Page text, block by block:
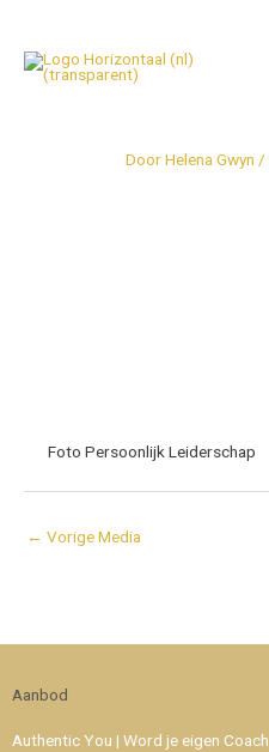
DoorHelena Gwyn /
Foto Persoonlijk Leiderschap
← Vorige Media
Aanbod
Authentic You | Word je eigen Coach